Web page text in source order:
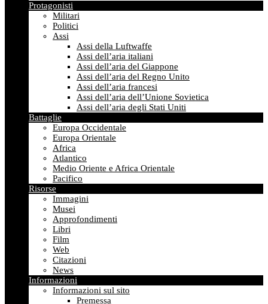
Protagonisti
Militari
Politici
Assi
Assi della Luftwaffe
Assi dell’aria italiani
Assi dell’aria del Giappone
Assi dell’aria del Regno Unito
Assi dell’aria francesi
Assi dell’aria dell’Unione Sovietica
Assi dell’aria degli Stati Uniti
Battaglie
Europa Occidentale
Europa Orientale
Africa
Atlantico
Medio Oriente e Africa Orientale
Pacifico
Risorse
Immagini
Musei
Approfondimenti
Libri
Film
Web
Citazioni
News
Informazioni
Informazioni sul sito
Premessa